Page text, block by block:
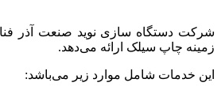
شرکت دستگاه سازی نوید صنعت آذر
زمینه چاپ سیلک ارائه می‌دهد.
این خدمات شامل موارد زیر می‌باشد: